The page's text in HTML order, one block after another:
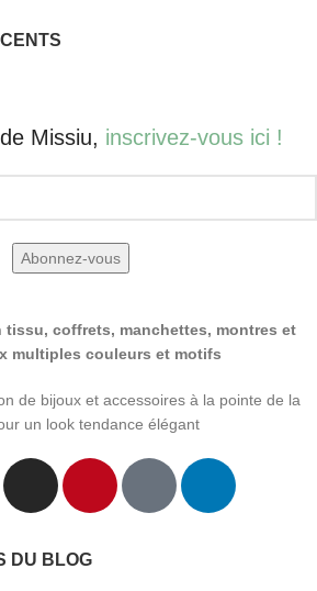
Missiu, inscrivez-vous ici !
tissu, coffrets, manchettes, montres et
multiples couleurs et motifs
de bijoux et accessoires à la pointe de la
un look tendance élégant
DU BLOG